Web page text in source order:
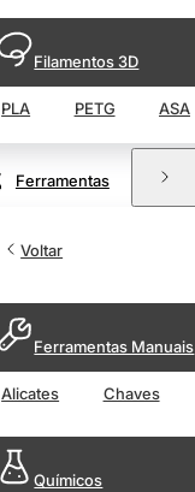
Filamentos 3D
PLA PETG ASA
Ferramentas
Voltar
Ferramentas Manuais
Alicates Chaves
Químicos